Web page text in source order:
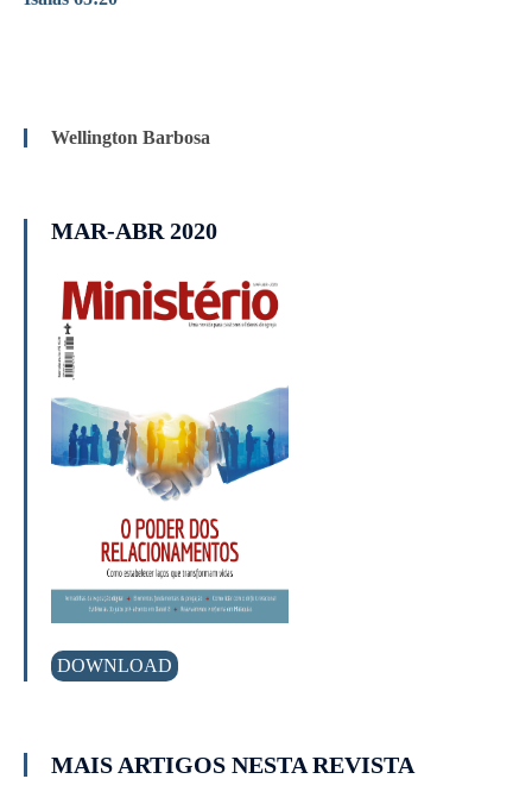
Wellington Barbosa
MAR-ABR 2020
DOWNLOAD
MAIS ARTIGOS NESTA REVISTA